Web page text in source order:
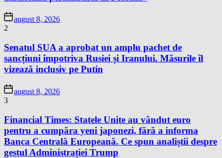
august 8, 2026
2
Senatul SUA a aprobat un amplu pachet de
sancțiuni împotriva Rusiei și Iranului. Măsurile îl
vizează inclusiv pe Putin
august 8, 2026
3
Financial Times: Statele Unite au vândut euro
pentru a cumpăra yeni japonezi, fără a informa
Banca Centrală Europeană. Ce spun analiștii despre
gestul Administrației Trump